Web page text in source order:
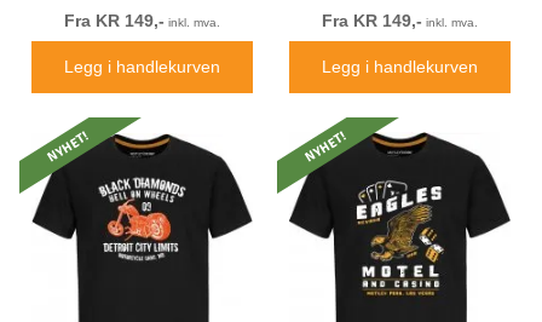
Fra KR 149,- inkl. mva.
Legg i handlekurven
Fra KR 149,- inkl. mva.
Legg i handlekurven
NYHET! NYHET!